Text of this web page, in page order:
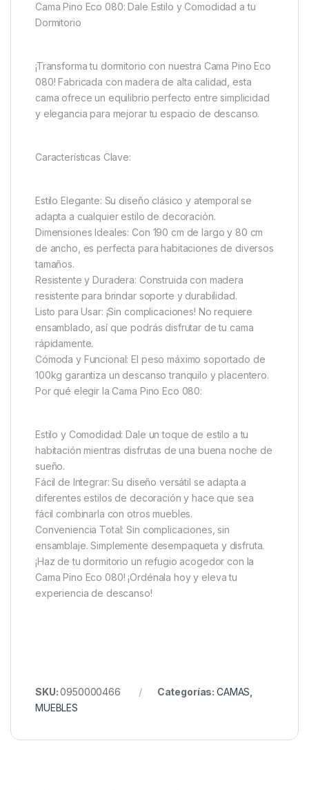
Cama Pino Eco 080: Dale Estilo y Comodidad a tu
Dormitorio
¡Transforma tu dormitorio con nuestra Cama Pino Eco
080! Fabricada con madera de alta calidad, esta
cama ofrece un equilibrio perfecto entre simplicidad
y elegancia para mejorar tu espacio de descanso.
Características Clave:
Estilo Elegante: Su diseño clásico y atemporal se
adapta a cualquier estilo de decoración.
Dimensiones Ideales: Con 190 cm de largo y 80 cm
de ancho, es perfecta para habitaciones de diversos
tamaños.
Resistente y Duradera: Construida con madera
resistente para brindar soporte y durabilidad.
Listo para Usar: ¡Sin complicaciones! No requiere
ensamblado, así que podrás disfrutar de tu cama
rápidamente.
Cómoda y Funcional: El peso máximo soportado de
100kg garantiza un descanso tranquilo y placentero.
Por qué elegir la Cama Pino Eco 080:
Estilo y Comodidad: Dale un toque de estilo a tu
habitación mientras disfrutas de una buena noche de
sueño.
Fácil de Integrar: Su diseño versátil se adapta a
diferentes estilos de decoración y hace que sea
fácil combinarla con otros muebles.
Conveniencia Total: Sin complicaciones, sin
ensamblaje. Simplemente desempaqueta y disfruta.
¡Haz de tu dormitorio un refugio acogedor con la
Cama Pino Eco 080! ¡Ordénala hoy y eleva tu
experiencia de descanso!
SKU:0950000466 Categorías: CAMAS
MUEBLES